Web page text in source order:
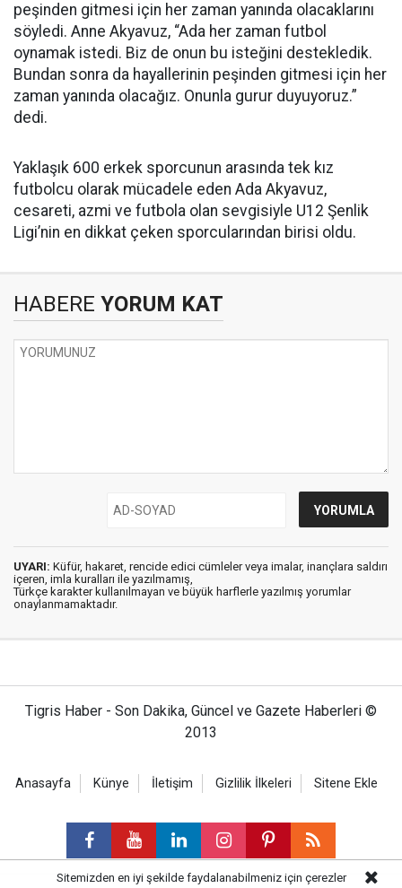
peşinden gitmesi için her zaman yanında olacaklarını
söyledi. Anne Akyavuz, “Ada her zaman futbol
oynamak istedi. Biz de onun bu isteğini destekledik.
Bundan sonra da hayallerinin peşinden gitmesi için her
zaman yanında olacağız. Onunla gurur duyuyoruz.”
dedi.
Yaklaşık 600 erkek sporcunun arasında tek kız
futbolcu olarak mücadele eden Ada Akyavuz,
cesareti, azmi ve futbola olan sevgisiyle U12 Şenlik
Ligi’nin en dikkat çeken sporcularından birisi oldu.
HABERE YORUM KAT
UYARI: Küfür, hakaret, rencide edici cümleler veya imalar, inançlara saldırı
içeren, imla kuralları ile yazılmamış,
Türkçe karakter kullanılmayan ve büyük harflerle yazılmış yorumlar
onaylanmamaktadır.
Tigris Haber - Son Dakika, Güncel ve Gazete Haberleri ©
2013
Anasayfa Künye İletişim Gizlilik İlkeleri Sitene Ekle
Sitemizden en iyi şekilde faydalanabilmeniz için çerezler